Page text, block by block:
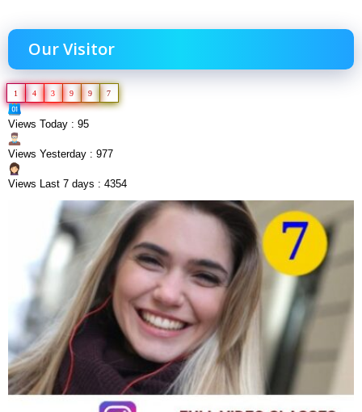
Our Visitor
1 4 3 9 9 7
Views Today : 95
Views Yesterday : 977
Views Last 7 days : 4354